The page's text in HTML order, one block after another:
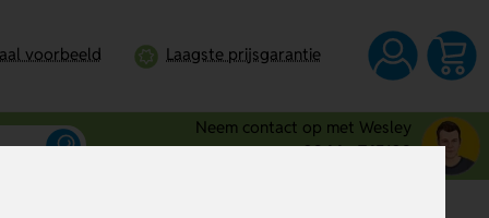
voorbeeld Laagste prijsgarantie
Neem contact op met Wesley
0344 - 745109